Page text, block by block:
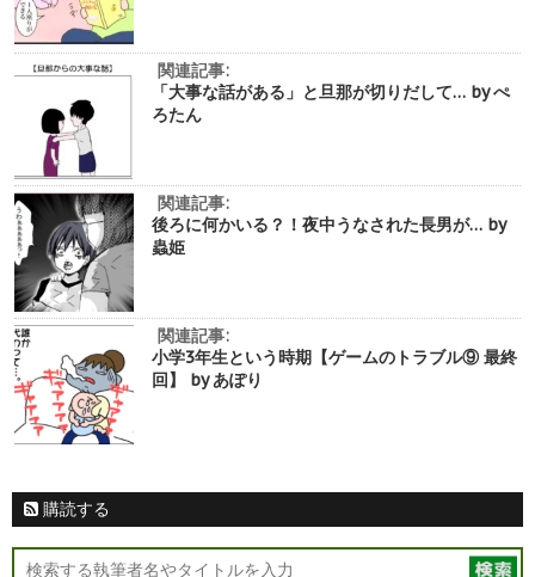
関連記事:
「大事な話がある」と旦那が切りだして… by ぺ
ろたん
関連記事:
後ろに何かいる？！夜中うなされた長男が… by
蟲姫
関連記事:
小学3年生という時期【ゲームのトラブル⑨ 最終
回】 by あぽり
購読する